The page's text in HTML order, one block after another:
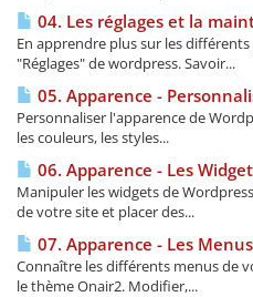
04. Les réglages et la
En apprendre plus sur les
"Réglages" de wordpress. Savoir...
05. Apparence -
Personnaliser l'apparence de
les couleurs, les styles...
06. Apparence - Les
Manipuler les widgets de
de votre site et placer des...
07. Apparence - Les
Connaître les différents menus de
le thème Onair2. Modifier,...